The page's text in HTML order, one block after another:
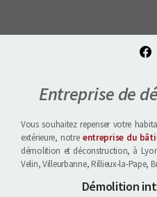
Entreprise de
Vous souhaitez repenser votre
extérieure, notre entreprise du
démolition et déconstruction, à
Velin, Villeurbanne, Rillieux-la-Pape,
Démolition